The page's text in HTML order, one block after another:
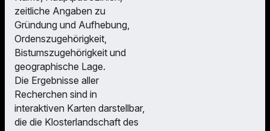
zeitliche Angaben zu
Gründung und Aufhebung,
Ordens­zugehörigkeit,
Bistumszugehörigkeit und
geographische Lage.
Die Ergebnisse aller
Recherchen sind in
interaktiven Karten darstellbar,
die die Klosterlandschaft des